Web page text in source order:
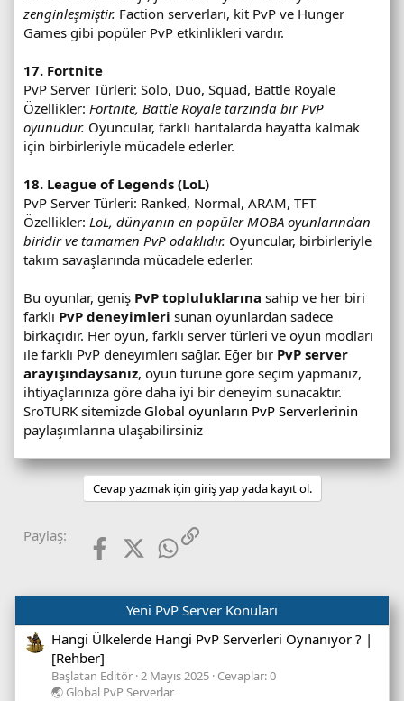
zenginleşmiştir. Faction serverları, kit PvP ve Hunger
Games gibi popüler PvP etkinlikleri vardır.
17. Fortnite
PvP Server Türleri: Solo, Duo, Squad, Battle Royale
Özellikler: Fortnite, Battle Royale tarzında bir PvP
oyunudur. Oyuncular, farklı haritalarda hayatta kalmak
için birbirleriyle mücadele ederler.
18. League of Legends (LoL)
PvP Server Türleri: Ranked, Normal, ARAM, TFT
Özellikler: LoL, dünyanın en popüler MOBA oyunlarından
biridir ve tamamen PvP odaklıdır. Oyuncular, birbirleriyle
takım savaşlarında mücadele ederler.
Bu oyunlar, geniş PvP topluluklarına sahip ve her biri
farklı PvP deneyimleri sunan oyunlardan sadece
birkaçıdır. Her oyun, farklı server türleri ve oyun modları
ile farklı PvP deneyimleri sağlar. Eğer bir PvP server
arayışındaysanız, oyun türüne göre seçim yapmanız,
ihtiyaçlarınıza göre daha iyi bir deneyim sunacaktır.
SroTURK sitemizde Global oyunların PvP Serverlerinin
paylaşımlarına ulaşabilirsiniz
Cevap yazmak için giriş yap yada kayıt ol.
Paylaş: FacebookX (Twitter)WhatsApp
Link
Yeni PvP Server Konuları
Hangi Ülkelerde Hangi PvP Serverleri Oynanıyor ? |
[Rehber]
Başlatan Editör 2 Mayıs 2025 Cevaplar: 0
🌏 Global PvP Serverlar